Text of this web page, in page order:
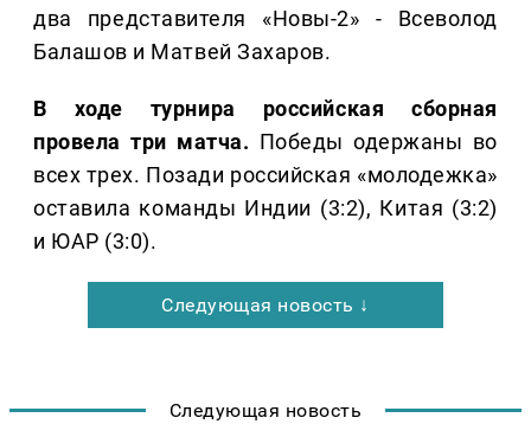
два представителя «Новы-2» - Всеволод
Балашов и Матвей Захаров.
В ходе турнира российская сборная
провела три матча. Победы одержаны во
всех трех. Позади российская «молодежка»
оставила команды Индии (3:2), Китая (3:2)
и ЮАР (3:0).
Следующая новость ↓
Следующая новость